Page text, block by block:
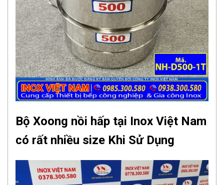
Bộ Xoong nồi hấp tại Inox Việt Nam
có rất nhiều size Khi Sử Dụng